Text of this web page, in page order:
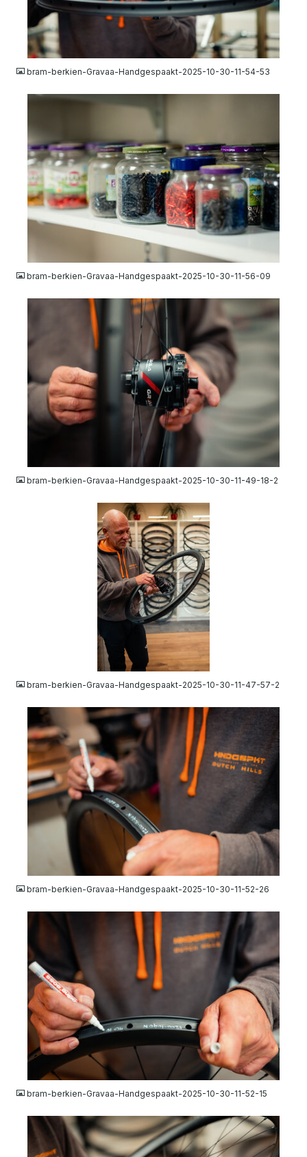
JPG
bram-berkien-Gravaa-Handgespaakt-2025-10-30-11-54-53
bram-berkien-Gravaa-Handgespaakt-2025-10-30-11-56-09
bram-berkien-Gravaa-Handgespaakt-2025-10-30-11-49-18-2
bram-berkien-Gravaa-Handgespaakt-2025-10-30-11-47-57-2
bram-berkien-Gravaa-Handgespaakt-2025-10-30-11-52-26
bram-berkien-Gravaa-Handgespaakt-2025-10-30-11-52-15